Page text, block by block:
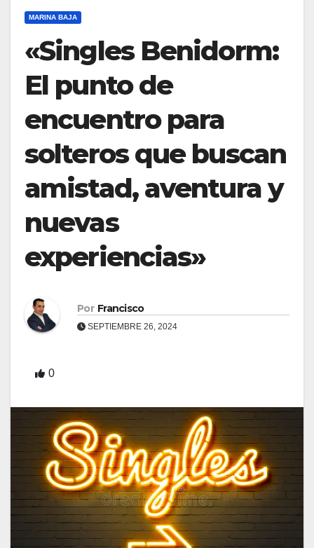
MARINA BAJA
«Singles Benidorm:
El punto de
encuentro para
solteros que buscan
amistad, aventura y
nuevas
experiencias»
Por Francisco
SEPTIEMBRE 26, 2024
0